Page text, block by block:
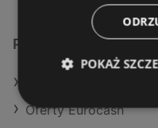
Podobne sklepy
Oferty Eurocash
POKAŻ